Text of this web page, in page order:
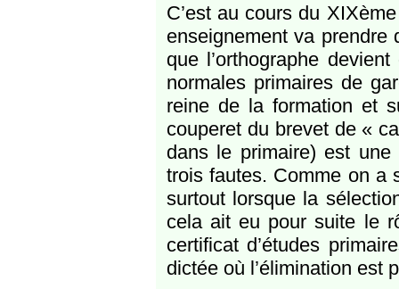
C’est au cours du
enseignement va prendre
que l’orthographe
normales primaires de
reine de la formation et
couperet du brevet de «
dans le primaire) est une
trois fautes. Comme on a
surtout lorsque la
cela ait eu pour suite le
certificat d’études
dictée où l’élimination est